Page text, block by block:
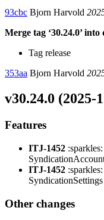
93cbc Bjorn Harvold
Merge tag ‘30.24.0’ into
Tag release
353aa Bjorn Harvold
v30.24.0 (2025-
Features
ITJ-1452
ITJ-1452
Other changes